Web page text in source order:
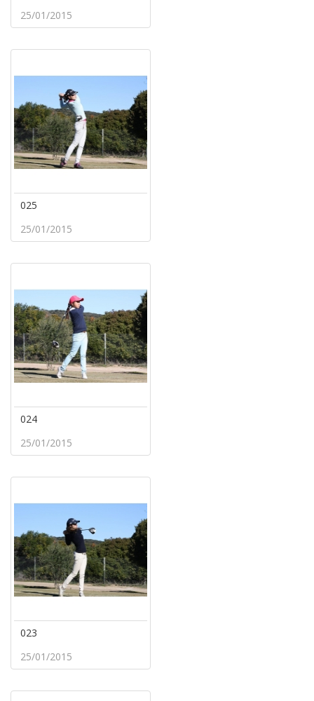
25/01/2015
025
25/01/2015
024
25/01/2015
023
25/01/2015